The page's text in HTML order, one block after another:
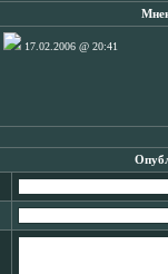
17.02.2006 @ 20:41